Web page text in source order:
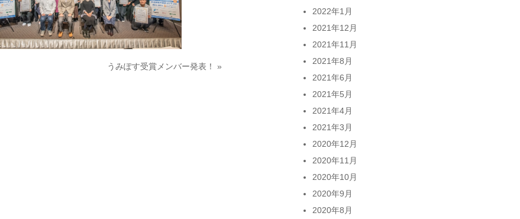
うみぽす受賞メンバー発表！ »
2022年1月
2021年12月
2021年11月
2021年8月
2021年6月
2021年5月
2021年4月
2021年3月
2020年12月
2020年11月
2020年10月
2020年9月
2020年8月